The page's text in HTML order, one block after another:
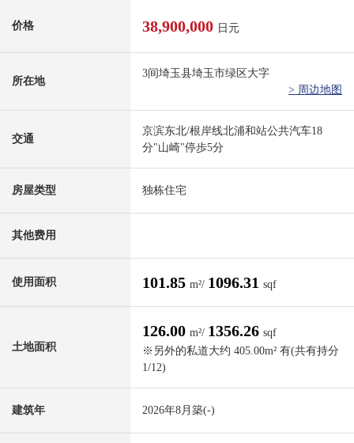
价格 38,900,000 日元
所在地
3间埼玉县埼玉市绿区大字
> 周边地图
交通
京滨东北/根岸线北浦和站公共汽车18
分"山崎"停歩5分
房屋类型 独栋住宅
其他费用
使用面积 101.85 m²/ 1096.31 sqf
土地面积
126.00 m²/ 1356.26 sqf
※另外的私道大约 405.00m² 有(共有持分
1/12)
建筑年 2026年8月築(-)